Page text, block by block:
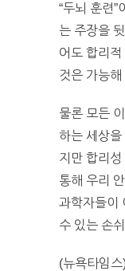
“두뇌 훈련
는 주장을
어도 합리
것은 가능해
물론 모든
하는 세상
지만 합리
통해 우리
과학자들이
수 있는 손
(뉴욕타임스